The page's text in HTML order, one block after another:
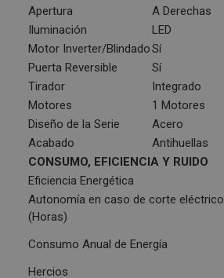
Apertura
A Derechas
Iluminación
LED
Motor Inverter/BlindadoSí
Puerta Reversible
Sí
Tirador
Integrado
Motores
1 Motores
Diseño de la Serie
Acero
Acabado
Antihuellas
CONSUMO, EFICIENCIA Y RUIDO
Eficiencia Energética
Autonomía en caso de corte eléctrico
(Horas)
Consumo Anual de Energía
Hercios